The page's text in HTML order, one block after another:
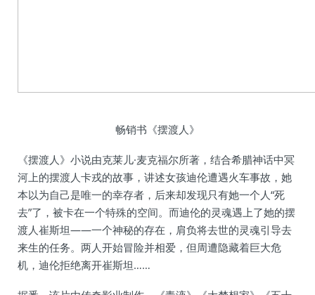
畅销书《摆渡人》
《摆渡人》小说由克莱儿·麦克福尔所著，结合希腊神话中冥
河上的摆渡人卡戎的故事，讲述女孩迪伦遭遇火车事故，她
本以为自己是唯一的幸存者，后来却发现只有她一个人“死
去”了，被卡在一个特殊的空间。而迪伦的灵魂遇上了她的摆
渡人崔斯坦——一个神秘的存在，肩负将去世的灵魂引导去
来生的任务。两人开始冒险并相爱，但周遭隐藏着巨大危
机，迪伦拒绝离开崔斯坦……